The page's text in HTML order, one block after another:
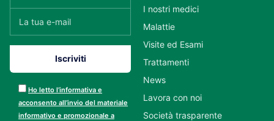
Ho letto l’informativa e
acconsento all’invio del materiale
informativo e promozionale a
I nostri medici
Malattie
Visite ed Esami
Trattamenti
News
Lavora con noi
Società trasparente